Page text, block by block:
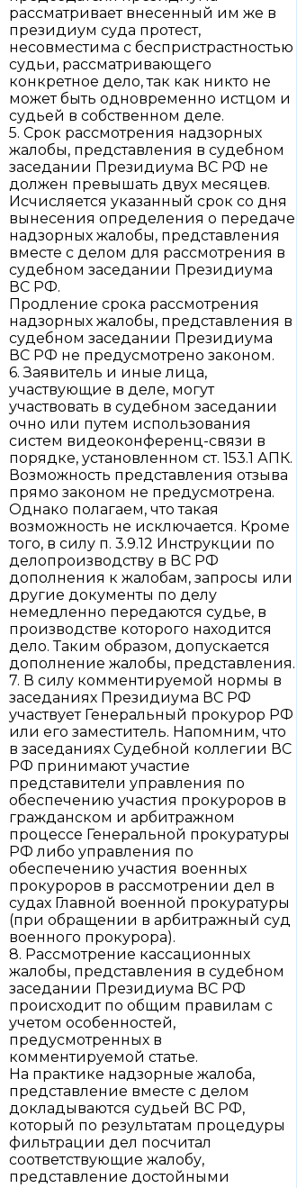
рассматривает внесенный им же в
президиум суда протест,
несовместима с беспристрастностью
судьи, рассматривающего
конкретное дело, так как никто не
может быть одновременно истцом и
судьей в собственном деле.
5. Срок рассмотрения надзорных
жалобы, представления в судебном
заседании Президиума ВС РФ не
должен превышать двух месяцев.
Исчисляется указанный срок со дня
вынесения определения о передаче
надзорных жалобы, представления
вместе с делом для рассмотрения в
судебном заседании Президиума
ВС РФ.
Продление срока рассмотрения
надзорных жалобы, представления в
судебном заседании Президиума
ВС РФ не предусмотрено законом.
6. Заявитель и иные лица,
участвующие в деле, могут
участвовать в судебном заседании
очно или путем использования
систем видеоконференц-связи в
порядке, установленном ст. 153.1 АПК.
Возможность представления отзыва
прямо законом не предусмотрена.
Однако полагаем, что такая
возможность не исключается. Кроме
того, в силу п. 3.9.12 Инструкции по
делопроизводству в ВС РФ
дополнения к жалобам, запросы или
другие документы по делу
немедленно передаются судье, в
производстве которого находится
дело. Таким образом, допускается
дополнение жалобы, представления.
7. В силу комментируемой нормы в
заседаниях Президиума ВС РФ
участвует Генеральный прокурор РФ
или его заместитель. Напомним, что
в заседаниях Судебной коллегии ВС
РФ принимают участие
представители управления по
обеспечению участия прокуроров в
гражданском и арбитражном
процессе Генеральной прокуратуры
РФ либо управления по
обеспечению участия военных
прокуроров в рассмотрении дел в
судах Главной военной прокуратуры
(при обращении в арбитражный суд
военного прокурора).
8. Рассмотрение кассационных
жалобы, представления в судебном
заседании Президиума ВС РФ
происходит по общим правилам с
учетом особенностей,
предусмотренных в
комментируемой статье.
На практике надзорные жалоба,
представление вместе с делом
докладываются судьей ВС РФ,
который по результатам процедуры
фильтрации дел посчитал
соответствующие жалобу,
представление достойными